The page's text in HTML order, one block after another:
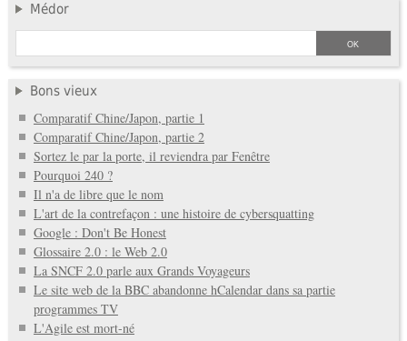
Médor
Bons vieux
Comparatif Chine/Japon, partie 1
Comparatif Chine/Japon, partie 2
Sortez le par la porte, il reviendra par Fenêtre
Pourquoi 240 ?
Il n'a de libre que le nom
L'art de la contrefaçon : une histoire de cybersquatting
Google : Don't Be Honest
Glossaire 2.0 : le Web 2.0
La SNCF 2.0 parle aux Grands Voyageurs
Le site web de la BBC abandonne hCalendar dans sa partie
programmes TV
L'Agile est mort-né